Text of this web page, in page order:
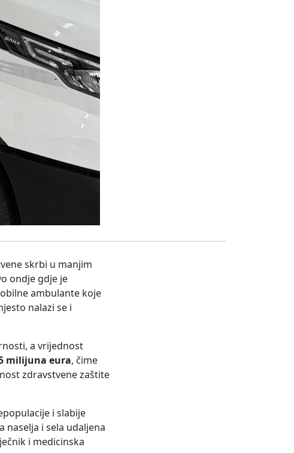
skrbi u manjim
ondje gdje je
ambulante koje
nalazi se i
a vrijednost
milijuna eura, čime
zdravstvene zaštite
i slabije
i sela udaljena
i medicinska